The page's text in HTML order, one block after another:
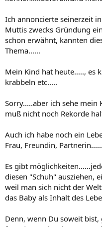
Ich annoncierte seinerzeit
Muttis zwecks Gründung
schon erwähnt, kannten
Thema......
Mein Kind hat heute....., es
krabbeln etc.....
Sorry.....aber ich sehe mein
muß nicht noch Rekorde
Auch ich habe noch ein
Frau, Freundin, Partnerin......
Es gibt
diesen "Schuh" ausziehen,
weil man sich nicht der
das Baby als Inhalt des
Denn, wenn Du soweit